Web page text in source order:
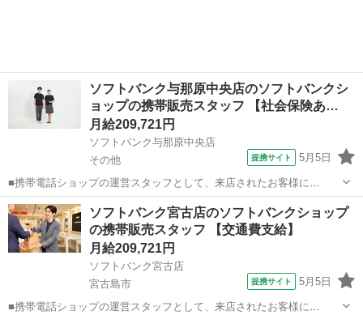
ソフトバンク与那原中央店のソフトバンクシ
ョップの携帯販売スタッフ 【社会保険あ…
月給209,721円
ソフトバンク与那原中央店
その他
提携サイト 5月5日
■携帯電話ショップの運営スタッフとして、来店されたお客様に
Android、iPhone、iPadなどの端末及びプランを提案します。 最初は
緊張するかもしれませんが、「お客様のお役に立ちたい」というお気
持ちがあれば大丈夫です。...
沖縄 その他 その他
ソフトバンク宮古店のソフトバンクショップ
の携帯販売スタッフ 【交通費支給】
月給209,721円
ソフトバンク宮古店
宮古島市
提携サイト 5月5日
■携帯電話ショップの運営スタッフとして、来店されたお客様に